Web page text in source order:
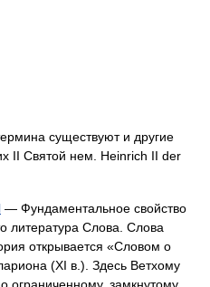
существуют и другие
II Святой нем. Heinrich II der
— Фундаментальное свойство
литература Слова. Слова
открывается «Словом о
(XI в.). Здесь Ветхому